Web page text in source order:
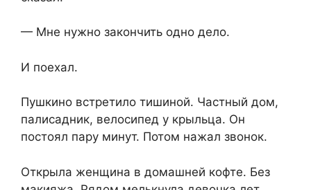
— Мне нужно закончить одно дело.
И поехал.
Пушкино встретило тишиной. Частный дом,
палисадник, велосипед у крыльца. Он
постоял пару минут. Потом нажал звонок.
Открыла женщина в домашней кофте. Без